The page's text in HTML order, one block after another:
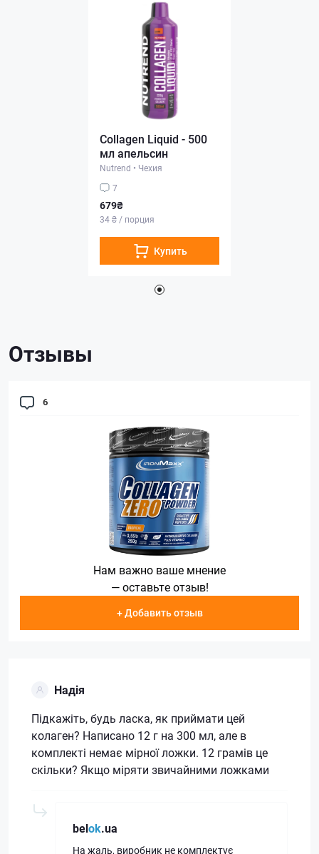
Collagen Liquid - 500
мл апельсин
Nutrend • Чехия
7
679₴
34 ₴ / порция
Купить
Отзывы
6
Нам важно ваше мнение
— оставьте отзыв!
+ Добавить отзыв
Надія
Підкажіть, будь ласка, як приймати цей
колаген? Написано 12 г на 300 мл, але в
комплекті немає мірної ложки. 12 грамів це
скільки? Якщо міряти звичайними ложками
belok.ua
На жаль, виробник не комплектує